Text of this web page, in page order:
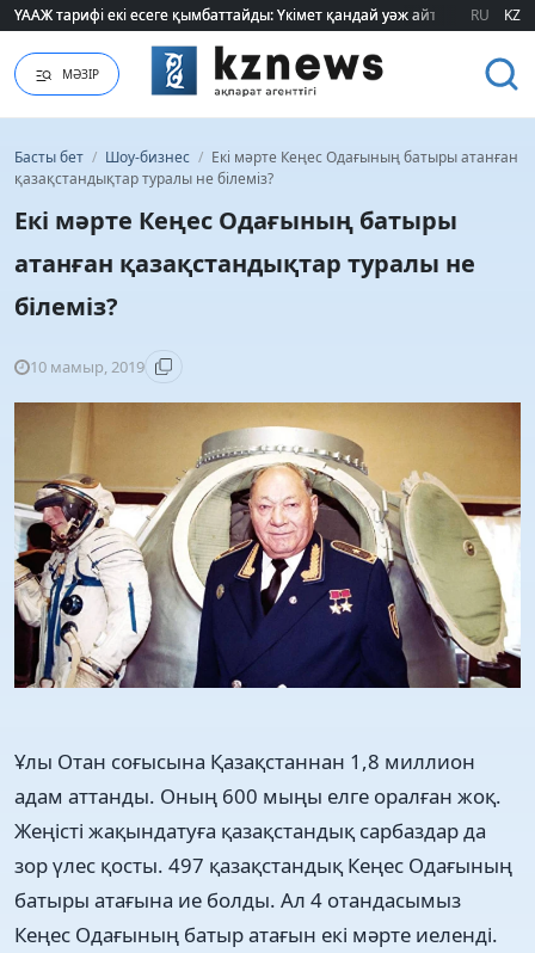
ҮААЖ тарифі екі есеге қымбаттайды: Үкімет қандай уәж айтады?
ҮААЖ тарифі екі есеге қымбаттайды: Үкімет қандай уәж айтады? RU KZ
МӘЗІР
Басты бет / Шоу-бизнес / Екі мәрте Кеңес Одағының батыры атанған
қазақстандықтар туралы не білеміз?
Екі мәрте Кеңес Одағының батыры
атанған қазақстандықтар туралы не
білеміз?
10 мамыр, 2019
Ұлы Отан соғысына Қазақстаннан 1,8 миллион
адам аттанды. Оның 600 мыңы елге оралған жоқ.
Жеңісті жақындатуға қазақстандық сарбаздар да
зор үлес қосты. 497 қазақстандық Кеңес Одағының
батыры атағына ие болды. Ал 4 отандасымыз
Кеңес Одағының батыр атағын екі мәрте иеленді.